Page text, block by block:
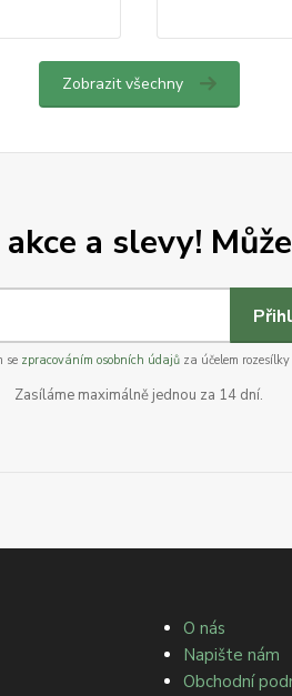
Zobrazit všechny
a slevy!
se zpracováním osobních údajůza účelem
Zasíláme maximálně jednou za 14 dní.
O nás
Napište nám
Obchodní